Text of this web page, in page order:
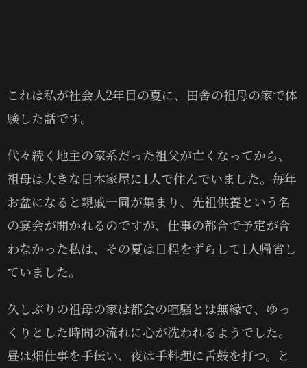
これは私が社会人2年目の夏に、田舎の祖母の家で体
験した話です。
代々続く地主の家系だった祖父が亡くなってから、
祖母は大きな日本家屋に1人で住んでいました。毎年
お盆になると親戚一同が集まり、先祖供養という名
の宴会が開かれるのですが、仕事の都合で予定が合
わなかった私は、その夏は日程をずらして1人帰省し
ていました。
久しぶりの祖母の家は都会の喧騒とは無縁で、ゆっ
くりとした時間の流れに心が洗われるようでした。
昼は畑仕事を手伝い、夜は手料理に舌鼓を打つ。と